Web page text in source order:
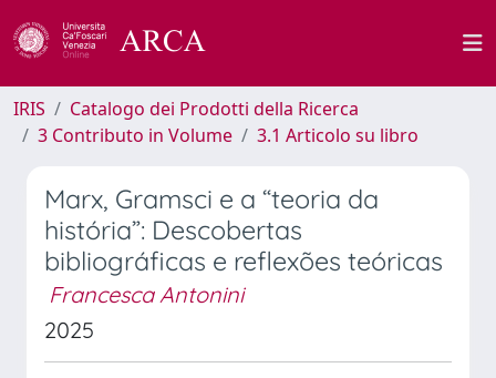
IRIS
Catalogo dei Prodotti della Ricerca
3 Contributo in Volume
3.1 Articolo su libro
Marx, Gramsci e a “teoria da
história”: Descobertas
bibliográficas e reflexões teóricas
Francesca Antonini
2025